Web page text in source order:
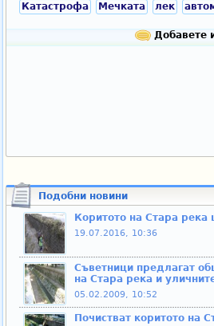
Катастрофа Мечката лек
Добавете
Подобни новини
Коритото на Стара
19.07.2016, 10:36
Съветници предлагат
на Стара река и
05.02.2009, 10:52
Почистват коритото на